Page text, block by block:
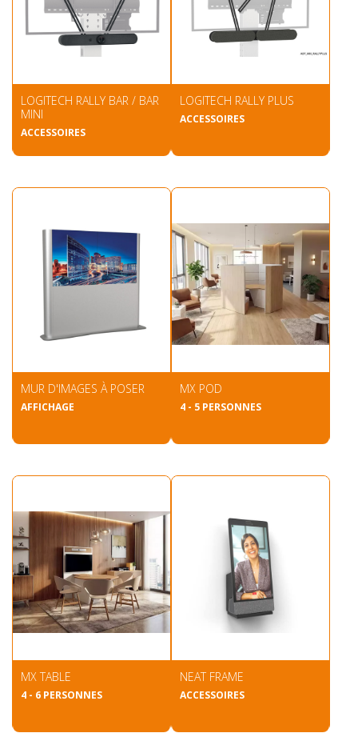
LOGITECH RALLY BAR / BAR
MINI
ACCESSOIRES
LOGITECH RALLY PLUS
ACCESSOIRES
MUR D'IMAGES À POSER
AFFICHAGE
MX POD
4 - 5 PERSONNES
MX TABLE
4 - 6 PERSONNES
NEAT FRAME
ACCESSOIRES